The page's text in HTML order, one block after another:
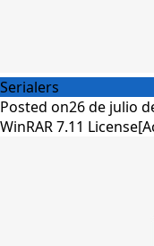
Serialers
Posted on26 de julio
WinRAR 7.11